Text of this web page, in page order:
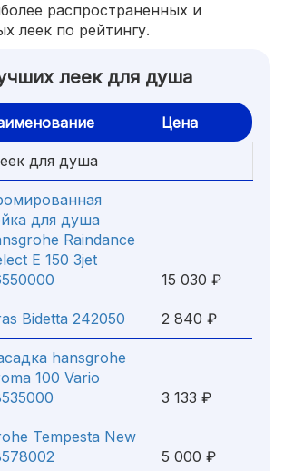
распространенных и
леек по рейтингу.
леек для душа
Цена
для душа
для душа
Raindance
E 150 3jet
15 030 ₽
Bidetta 242050 2 840 ₽
hansgrohe
100 Vario
3 133 ₽
Tempesta New
5 000 ₽